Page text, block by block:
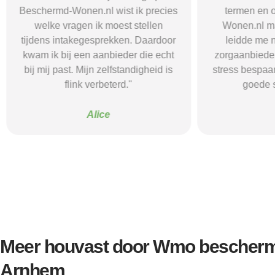
Beschermd-Wonen.nl wist ik precies
welke vragen ik moest stellen
tijdens intakegesprekken. Daardoor
kwam ik bij een aanbieder die echt
bij mij past. Mijn zelfstandigheid is
flink verbeterd."
Alice
termen en
Wonen.nl
leidde me
stress
goede
Meer houvast door Wmo
Arnhem